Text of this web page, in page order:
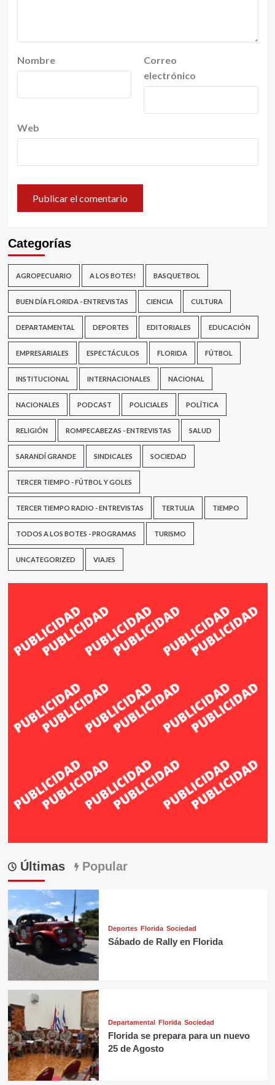
Nombre
Correo
electrónico
Web
Categorías
AGROPECUARIO A LOS BOTES! BASQUETBOL
BUEN DÍA FLORIDA - ENTREVISTAS CIENCIA CULTURA
DEPARTAMENTAL DEPORTES EDITORIALES EDUCACIÓN
EMPRESARIALES ESPECTÁCULOS FLORIDA FÚTBOL
INSTITUCIONAL INTERNACIONALES NACIONAL
NACIONALES PODCAST POLICIALES POLÍTICA
RELIGIÓN ROMPECABEZAS - ENTREVISTAS SALUD
SARANDÍ GRANDE SINDICALES SOCIEDAD
TERCER TIEMPO - FÚTBOL Y GOLES
TERCER TIEMPO RADIO - ENTREVISTAS TERTULIA TIEMPO
TODOS A LOS BOTES - PROGRAMAS TURISMO
UNCATEGORIZED VIAJES
Últimas Popular
Deportes Florida Sociedad
Sábado de Rally en Florida
Departamental Florida Sociedad
Florida se prepara para un nuevo
25 de Agosto